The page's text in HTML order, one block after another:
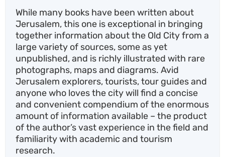
While many books have been written about
Jerusalem, this one is exceptional in bringing
together information about the Old City from a
large variety of sources, some as yet
unpublished, and is richly illustrated with rare
photographs, maps and diagrams. Avid
Jerusalem explorers, tourists, tour guides and
anyone who loves the city will find a concise
and convenient compendium of the enormous
amount of information available – the product
of the author’s vast experience in the field and
familiarity with academic and tourism
research.